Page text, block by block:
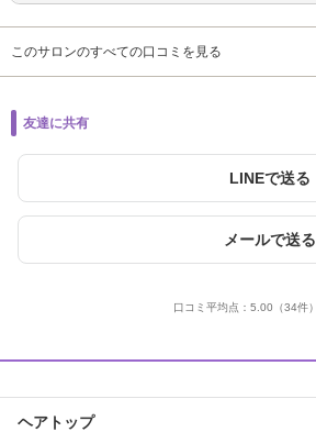
このサロンのすべての口コミを見る
友達に共有
LINEで送る
メールで送る
口コミ平均点： 5.00 （34件）
ヘアトップ